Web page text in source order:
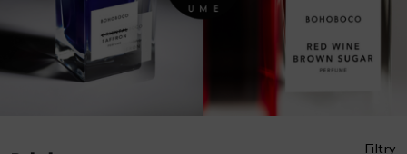
Filtry